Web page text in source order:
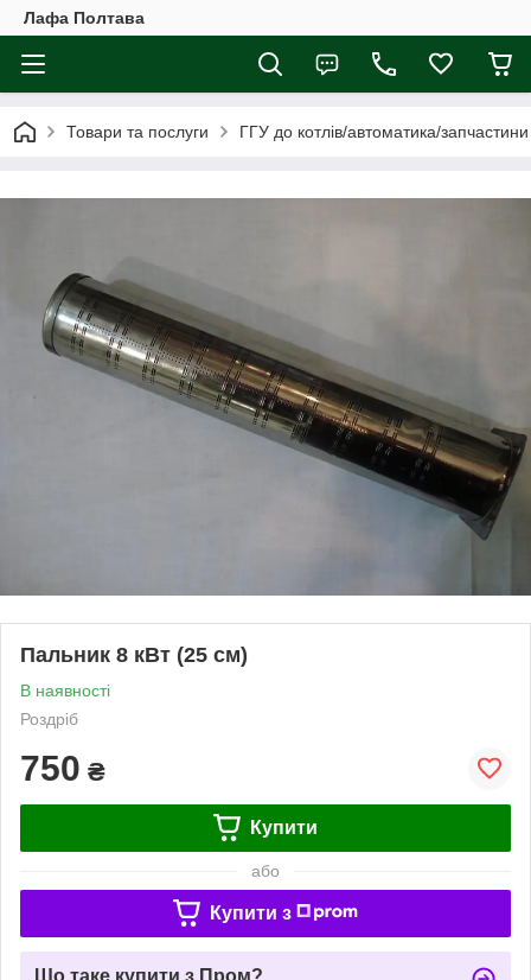
Лафа Полтава
Товари та послуги ГГУ до котлів/автоматика/запчастини
Пальник 8 кВт (25 см)
В наявності
Роздріб
750 ₴
Купити
або
Купити з
Що таке купити з Пром?